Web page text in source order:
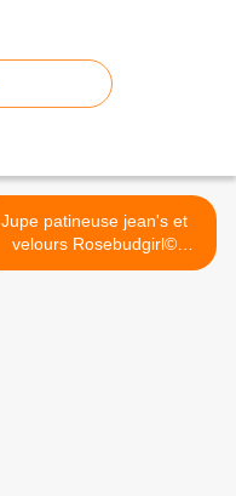
Jupe patineuse jean's et
velours Rosebudgirl©
Gémo© 14ans >